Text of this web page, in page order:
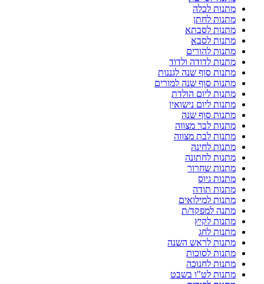
מתנות לכלה
מתנות לחתן
מתנות לסבתא
מתנות לסבא
מתנות להורים
מתנות לדודה ולדוד
מתנות סוף שנה לגננות
מתנות סוף שנה למורים
מתנות ליום הולדת
מתנות ליום נישואין
מתנות סוף שנה
מתנות לבר מצווה
מתנות לבת מצווה
מתנות לחינה
מתנות לחתונה
מתנות שחרור
מתנות גיוס
מתנות תודה
מתנות למילואים
מתנה למפקד/ת
מתנות לקיץ
מתנות לחג
מתנות לראש השנה
מתנות לסוכות
מתנות לחנוכה
מתנות לט"ו בשבט